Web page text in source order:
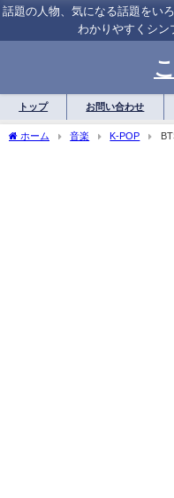
話題の人物、気になる話題をい
わかりやすくシン
トップ お問い合わせ
ホーム 音楽 K-POP